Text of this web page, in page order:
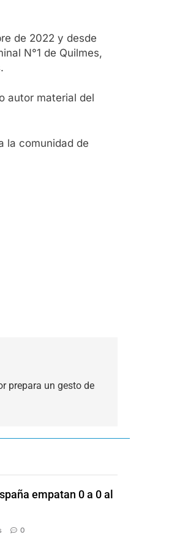
de 2022 y desde
N°1 de Quilmes,
autor material del
la comunidad de
prepara un gesto de
empatan 0 a 0 al
0